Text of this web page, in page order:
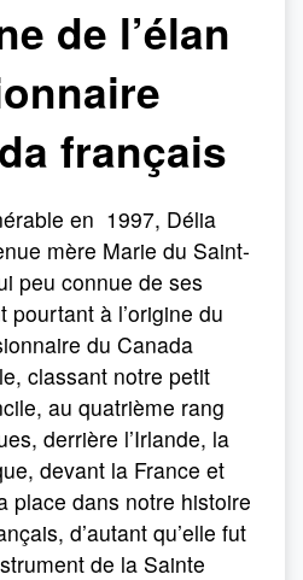
de l’élan
français
en 1997, Délia
mère Marie du Saint-
peu connue de ses
à l’origine du
du Canada
classant notre petit
au quatrième rang
derrière l’Irlande, la
devant la France et
place dans notre histoire
d’autant qu’elle fut
de la Sainte